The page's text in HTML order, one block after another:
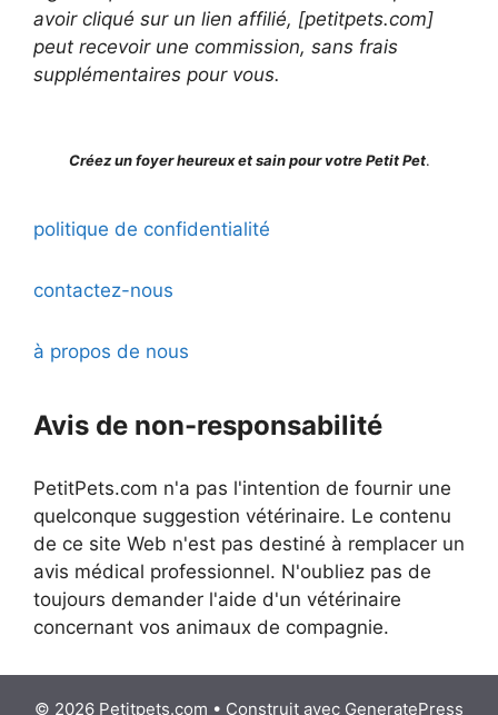
avoir cliqué sur un lien affilié, [petitpets.com]
peut recevoir une commission, sans frais
supplémentaires pour vous.
Créez un foyer heureux et sain pour votre Petit Pet.
politique de confidentialité
contactez-nous
à propos de nous
Avis de non-responsabilité
PetitPets.com n'a pas l'intention de fournir une
quelconque suggestion vétérinaire. Le contenu
de ce site Web n'est pas destiné à remplacer un
avis médical professionnel. N'oubliez pas de
toujours demander l'aide d'un vétérinaire
concernant vos animaux de compagnie.
© 2026 Petitpets.com • Construit avec GeneratePress